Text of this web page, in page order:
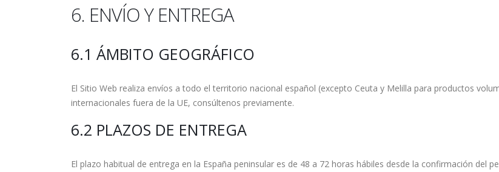
6. ENVÍO Y ENTREGA
6.1 ÁMBITO GEOGRÁFICO
El Sitio Web realiza envíos a todo el territorio nacional español (excepto Ceuta y Melilla para productos
internacionales fuera de la UE, consúltenos previamente.
6.2 PLAZOS DE ENTREGA
El plazo habitual de entrega en la España peninsular es de 48 a 72 horas hábiles desde la confirmación del